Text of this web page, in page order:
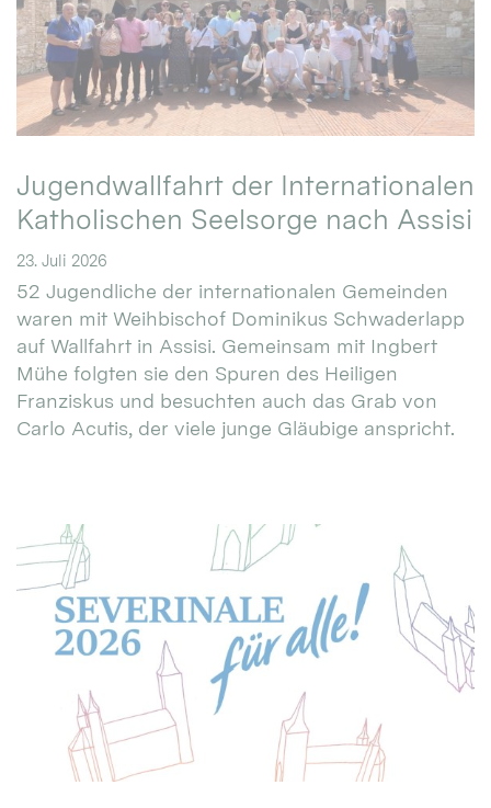
Jugendwallfahrt der Internationalen
Katholischen Seelsorge nach Assisi
23. Juli 2026
52 Jugendliche der internationalen Gemeinden
waren mit Weihbischof Dominikus Schwaderlapp
auf Wallfahrt in Assisi. Gemeinsam mit Ingbert
Mühe folgten sie den Spuren des Heiligen
Franziskus und besuchten auch das Grab von
Carlo Acutis, der viele junge Gläubige anspricht.